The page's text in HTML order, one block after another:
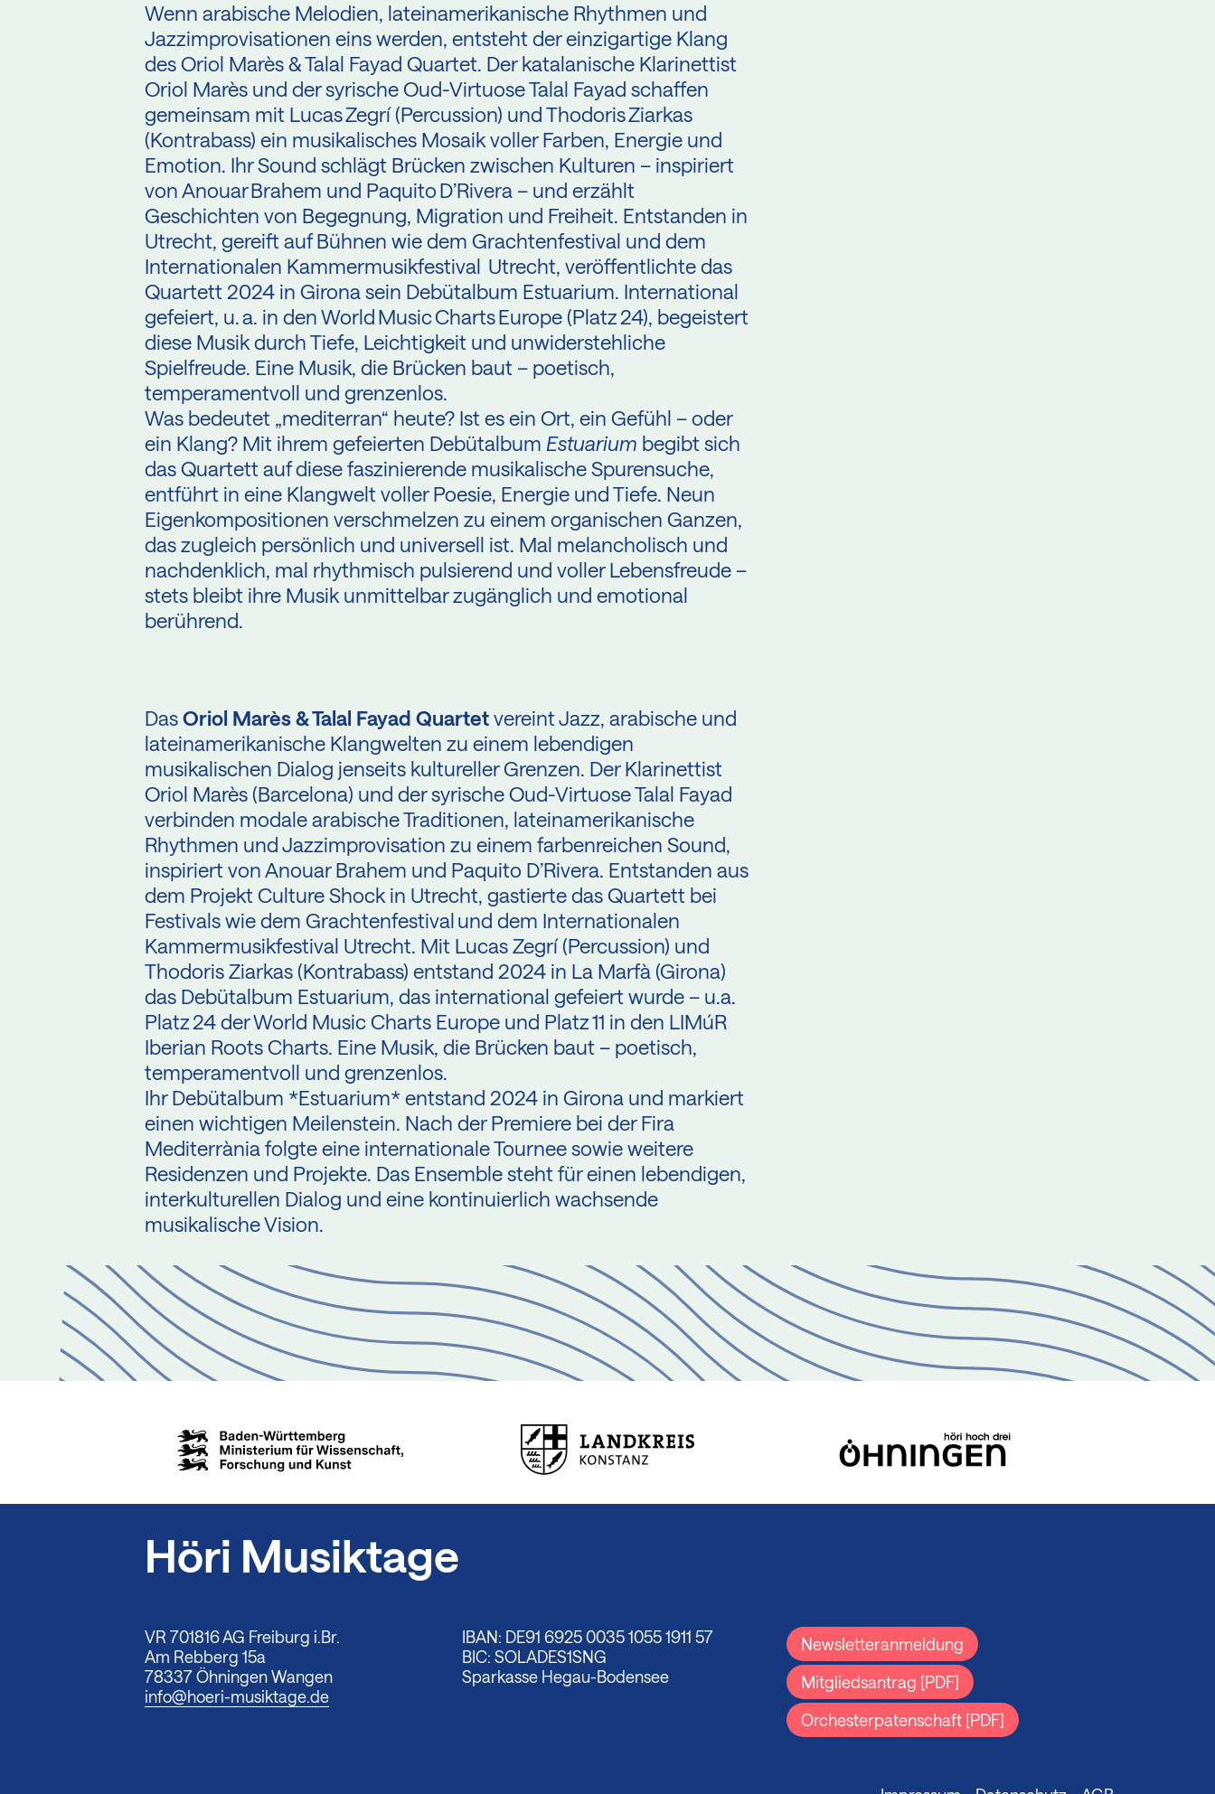
Wenn arabische Melodien, lateinamerikanische Rhythmen und
Jazzimprovisationen eins werden, entsteht der einzigartige Klang
des Oriol Marès & Talal Fayad Quartet. Der katalanische Klarinettist
Oriol Marès und der syrische Oud-Virtuose Talal Fayad schaffen
gemeinsam mit Lucas Zegrí (Percussion) und Thodoris Ziarkas
(Kontrabass) ein musikalisches Mosaik voller Farben, Energie und
Emotion. Ihr Sound schlägt Brücken zwischen Kulturen – inspiriert
von Anouar Brahem und Paquito D’Rivera – und erzählt
Geschichten von Begegnung, Migration und Freiheit. Entstanden in
Utrecht, gereift auf Bühnen wie dem Grachtenfestival und dem
Internationalen Kammermusikfestival Utrecht, veröffentlichte das
Quartett 2024 in Girona sein Debütalbum Estuarium. International
gefeiert, u. a. in den World Music Charts Europe (Platz 24), begeistert
diese Musik durch Tiefe, Leichtigkeit und unwiderstehliche
Spielfreude. Eine Musik, die Brücken baut – poetisch,
temperamentvoll und grenzenlos.
Was bedeutet „mediterran“ heute? Ist es ein Ort, ein Gefühl – oder
ein Klang? Mit ihrem gefeierten Debütalbum Estuarium begibt sich
das Quartett auf diese faszinierende musikalische Spurensuche,
entführt in eine Klangwelt voller Poesie, Energie und Tiefe. Neun
Eigenkompositionen verschmelzen zu einem organischen Ganzen,
das zugleich persönlich und universell ist. Mal melancholisch und
nachdenklich, mal rhythmisch pulsierend und voller Lebensfreude –
stets bleibt ihre Musik unmittelbar zugänglich und emotional
berührend.
DasOriol Marès & Talal Fayad Quartetvereint Jazz, arabische und
lateinamerikanische Klangwelten zu einem lebendigen
musikalischen Dialog jenseits kultureller Grenzen. Der Klarinettist
Oriol Marès (Barcelona) und der syrische Oud-Virtuose Talal Fayad
verbinden modale arabische Traditionen, lateinamerikanische
Rhythmen und Jazzimprovisation zu einem farbenreichen Sound,
inspiriert von Anouar Brahem und Paquito D’Rivera. Entstanden aus
dem Projekt Culture Shock in Utrecht, gastierte das Quartett bei
Festivals wie dem Grachtenfestival und dem Internationalen
Kammermusikfestival Utrecht. Mit Lucas Zegrí (Percussion) und
Thodoris Ziarkas (Kontrabass) entstand 2024 in La Marfà (Girona)
das Debütalbum Estuarium, das international gefeiert wurde – u.a.
Platz 24 der World Music Charts Europe und Platz 11 in den LIMúR
Iberian Roots Charts. Eine Musik, die Brücken baut – poetisch,
temperamentvoll und grenzenlos.
Ihr Debütalbum *Estuarium* entstand 2024 in Girona und markiert
einen wichtigen Meilenstein. Nach der Premiere bei der Fira
Mediterrània folgte eine internationale Tournee sowie weitere
Residenzen und Projekte. Das Ensemble steht für einen lebendigen,
interkulturellen Dialog und eine kontinuierlich wachsende
musikalische Vision.
Höri Musiktage
VR 701816 AG Freiburg i.Br.
Am Rebberg 15a
78337 Öhningen Wangen
info@hoeri-musiktage.de
IBAN: DE91 6925 0035 1055 1911 57
BIC: SOLADES1SNG
Sparkasse Hegau-Bodensee
Newsletteranmeldung
Mitgliedsantrag [PDF]
Orchesterpatenschaft [PDF]